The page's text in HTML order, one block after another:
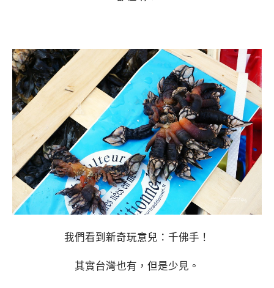
我們看到新奇玩意兒：千佛手！
其實台灣也有，但是少見。